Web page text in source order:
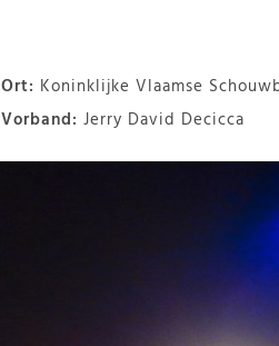
Ort: Koninklijke Vlaamse
Vorband: Jerry David Decicca